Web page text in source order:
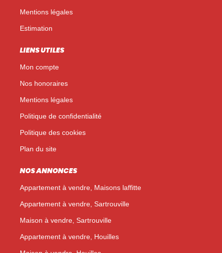
Mentions légales
Estimation
LIENS UTILES
Mon compte
Nos honoraires
Mentions légales
Politique de confidentialité
Politique des cookies
Plan du site
NOS ANNONCES
Appartement à vendre, Maisons laffitte
Appartement à vendre, Sartrouville
Maison à vendre, Sartrouville
Appartement à vendre, Houilles